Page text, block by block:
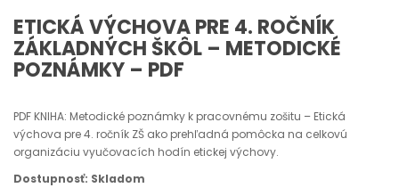
ETICKÁ VÝCHOVA PRE 4. ROČNÍK
ZÁKLADNÝCH ŠKÔL – METODICKÉ
POZNÁMKY – PDF
PDF KNIHA: Metodické poznámky k pracovnému zošitu – Etická
výchova pre 4. ročník ZŠ ako prehľadná pomôcka na celkovú
organizáciu vyučovacích hodín etickej výchovy.
Dostupnosť: Skladom